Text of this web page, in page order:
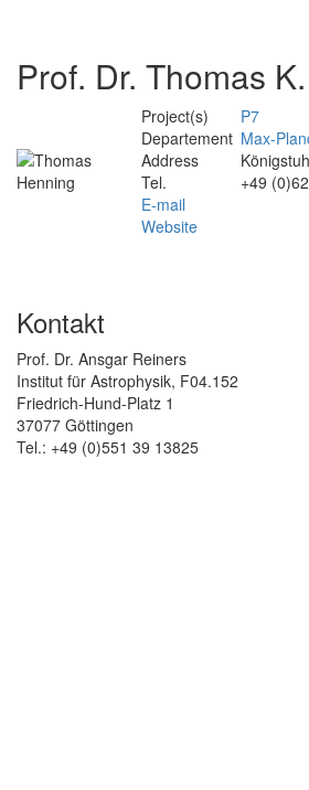
Prof. Dr. Thomas
Project(s)
P7
Departement Max-
Address
Tel.
+49
E-mail
Website
Kontakt
Prof. Dr. Ansgar Reiners
Institut für Astrophysik, F04.152
Friedrich-Hund-Platz 1
37077 Göttingen
Tel.: +49 (0)551 39 13825